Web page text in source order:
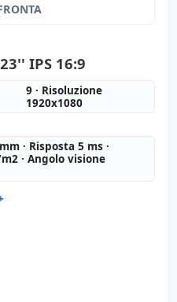
IPS 16:9
9 · Risoluzione
1920x1080
· Risposta 5 ms ·
· Angolo visione
· 16:
visione 178°v/178°h